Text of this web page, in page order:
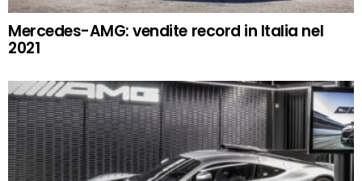
Mercedes-AMG: vendite record in Italia nel
2021